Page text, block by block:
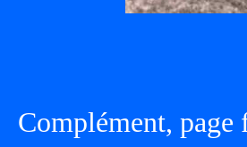
Complément, page